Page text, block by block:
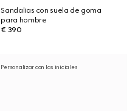
Sandalias con suela de goma
para hombre
€ 390
Personalizar con las iniciales